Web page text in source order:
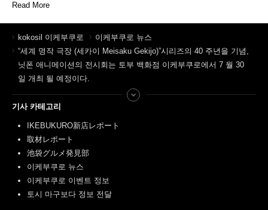
Read More
kokosil 이케부쿠로
이케부쿠로 뉴스
“세계 명작 극장 (세카이 Meisaku Gekijo)”시리즈의 40 주년을 기념,
닛폰 애니메이션의 전시회는 토부 백화점 이케부쿠로에서 7 월 30
일 개최 될 예정이다.
기사 카테고리
IKEBUKURO新店レポート
取材レポート
池袋グルメ発見部
이케부쿠로 뉴스
이케부쿠로 이벤트 정보
토시 마구보다 정보 전달